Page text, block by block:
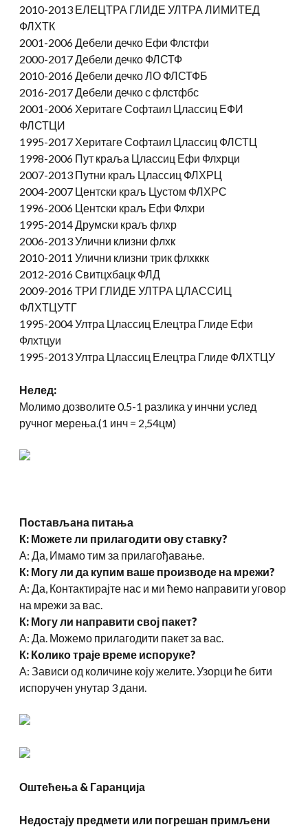
2010-2013 ЕЛЕЦТРА ГЛИДЕ УЛТРА ЛИМИТЕД
ФЛХТК
2001-2006 Дебели дечко Ефи Флстфи
2000-2017 Дебели дечко ФЛСТФ
2010-2016 Дебели дечко ЛО ФЛСТФБ
2016-2017 Дебели дечко с флстфбс
2001-2006 Херитаге Софтаил Цлассиц ЕФИ
ФЛСТЦИ
1995-2017 Херитаге Софтаил Цлассиц ФЛСТЦ
1998-2006 Пут краља Цлассиц Ефи Флхрци
2007-2013 Путни краљ Цлассиц ФЛХРЦ
2004-2007 Центски краљ Цустом ФЛХРС
1996-2006 Центски краљ Ефи Флхри
1995-2014 Друмски краљ флхр
2006-2013 Улични клизни флхк
2010-2011 Улични клизни трик флхккк
2012-2016 Свитцхбацк ФЛД
2009-2016 ТРИ ГЛИДЕ УЛТРА ЦЛАССИЦ
ФЛХТЦУТГ
1995-2004 Ултра Цлассиц Елецтра Глиде Ефи
Флхтцуи
1995-2013 Ултра Цлассиц Елецтра Глиде ФЛХТЦУ
Нелед:
Молимо дозволите 0.5-1 разлика у инчни услед
ручног мерења.(1 инч = 2,54цм)
Постављана питања
К: Можете ли прилагодити ову ставку?
А: Да, Имамо тим за прилагођавање.
К: Могу ли да купим ваше производе на мрежи?
А: Да, Контактирајте нас и ми ћемо направити уговор
на мрежи за вас.
К: Могу ли направити свој пакет?
А: Да. Можемо прилагодити пакет за вас.
К: Колико траје време испоруке?
А: Зависи од количине коју желите. Узорци ће бити
испоручен унутар 3 дани.
Оштећења & Гаранција
Недостају предмети или погрешан примљени